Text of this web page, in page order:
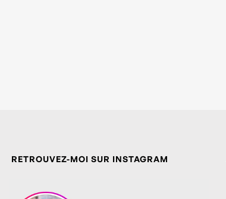
RETROUVEZ-MOI SUR INSTAGRAM